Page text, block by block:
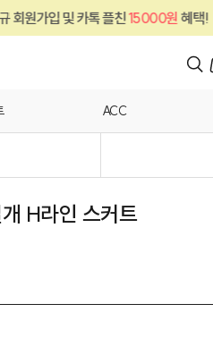
카톡 플친15000원혜택!
ACC
H라인 스커트